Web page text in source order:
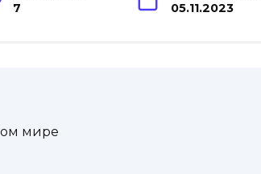
7 05.11.2023
мире